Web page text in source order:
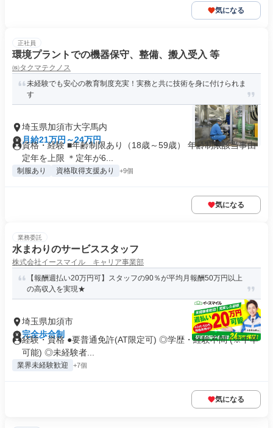
気になる
正社員
環境プラントでの機器保守、整備、搬入受入 等
㈱タクマテクノス
未経験でも安心の教育制度充実！実務と共に技術を身に付けられま
す
埼玉県加須市大字馬内
月給21万円～24万円
資格・経験 ■年齢制限あり（18歳～59歳） 年齢制限該当事由
定年を上限 ＊定年が6...
制服あり 資格取得支援あり +9個
気になる
業務委託
水まわりのサービススタッフ
株式会社イースマイル キャリア事業部
【報酬週払い20万円可】スタッフの90％が平均月報酬50万円以上
の高収入を実現★
埼玉県加須市
完全歩合制
経験・資格 ●要普通免許(AT限定可) ◎学歴・経験不問 (※中卒
可能) ◎未経験者...
業界未経験歓迎 +7個
気になる